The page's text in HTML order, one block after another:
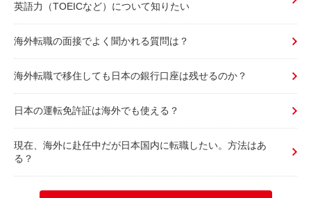
英語力（TOEICなど）について知りたい
海外転職の面接でよく聞かれる質問は？
海外転職で移住しても日本の銀行口座は残せるのか？
日本の運転免許証は海外でも使える？
現在、海外に赴任中だが日本国内に転職したい。方法はあ
る？